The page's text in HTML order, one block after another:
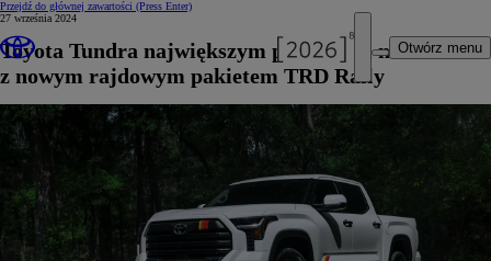
Przejdź do głównej zawartości (Press Enter)
Otwórz menu
27 września 2024
Toyota Tundra największym pick-upem marki
z nowym rajdowym pakietem TRD Rally